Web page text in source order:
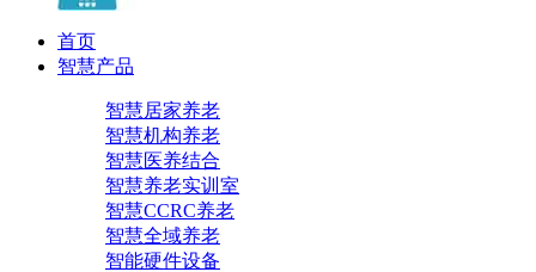
首页
智慧产品
智慧居家养老
智慧机构养老
智慧医养结合
智慧养老实训室
智慧CCRC养老
智慧全域养老
智能硬件设备